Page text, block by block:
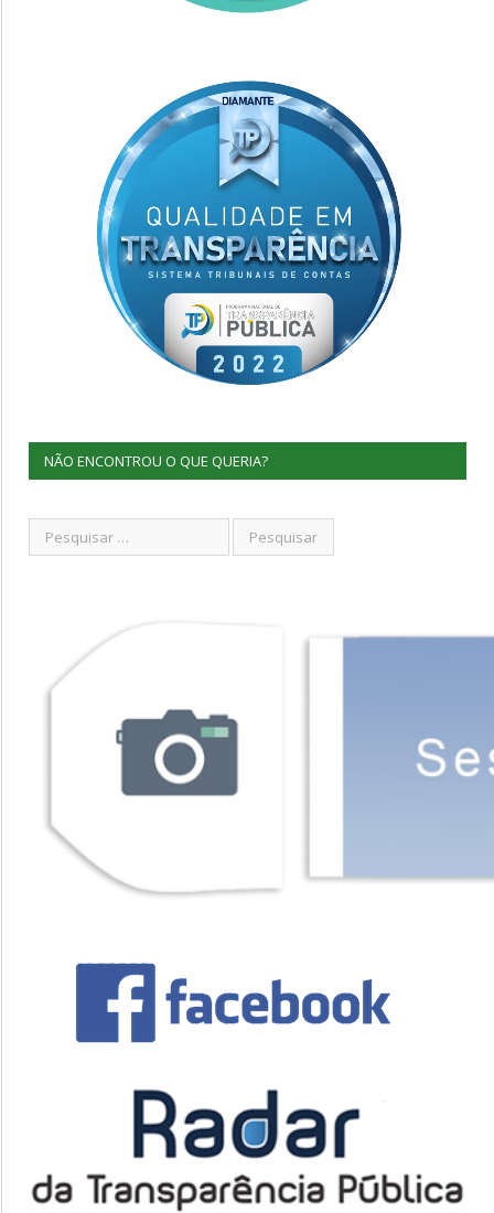
NÃO ENCONTROU O QUE QUERIA?